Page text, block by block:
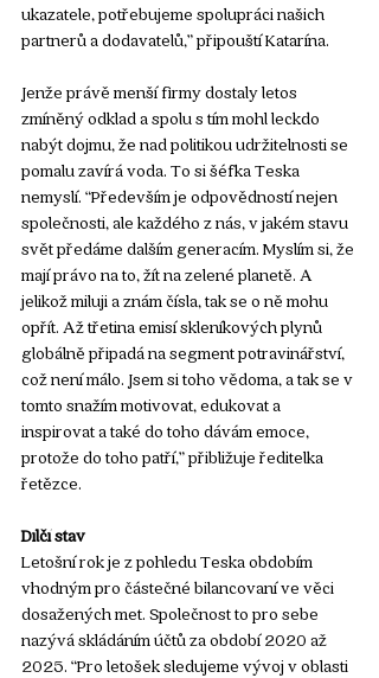
ukazatele, potřebujeme spolupráci našich
partnerů a dodavatelů,” připouští Katarína.
Jenže právě menší firmy dostaly letos
zmíněný odklad a spolu s tím mohl leckdo
nabýt dojmu, že nad politikou udržitelnosti se
pomalu zavírá voda. To si šéfka Teska
nemyslí. “Především je odpovědností nejen
společnosti, ale každého z nás, v jakém stavu
svět předáme dalším generacím. Myslím si, že
mají právo na to, žít na zelené planetě. A
jelikož miluji a znám čísla, tak se o ně mohu
opřít. Až třetina emisí skleníkových plynů
globálně připadá na segment potravinářství,
což není málo. Jsem si toho vědoma, a tak se v
tomto snažím motivovat, edukovat a
inspirovat a také do toho dávám emoce,
protože do toho patří,” přibližuje ředitelka
řetězce.
Dílčí stav
Letošní rok je z pohledu Teska obdobím
vhodným pro částečné bilancovaní ve věci
dosažených met. Společnost to pro sebe
nazývá skládáním účtů za období 2020 až
2025. “Pro letošek sledujeme vývoj v oblasti